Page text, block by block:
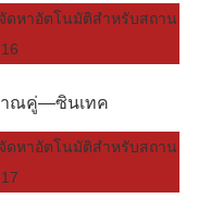
ณคู่—ซินเทค